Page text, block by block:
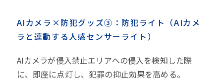
AIカメラ×防犯グッズ③：防犯ライト（AIカメ
ラと連動する人感センサーライト）
AIカメラが侵入禁止エリアへの侵入を検知した際
に、即座に点灯し、犯罪の抑止効果を高める。